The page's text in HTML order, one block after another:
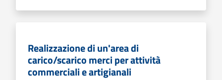
Realizzazione di un'area di
carico/scarico merci per attività
commerciali e artigianali